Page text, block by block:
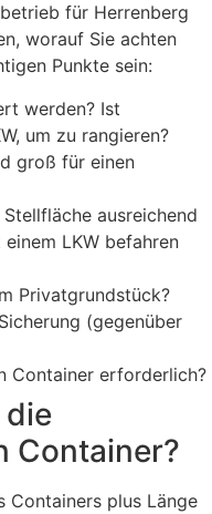
für Herrenberg
worauf Sie achten
Punkte sein:
werden? Ist
um zu rangieren?
groß für einen
ausreichend
LKW befahren
Privatgrundstück?
(gegenüber
Container erforderlich?
die
Container?
Containers plus Länge